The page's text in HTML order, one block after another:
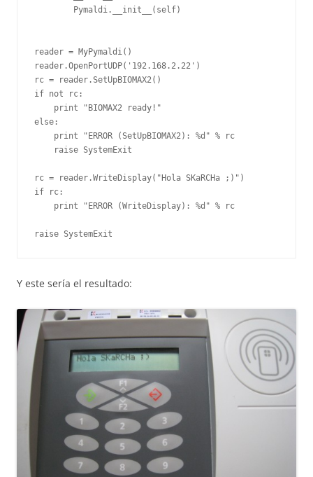
        Pymaldi.__init__(self)
reader = MyPymaldi()
reader.OpenPortUDP('192.168.2.22')
rc = reader.SetUpBIOMAX2()
if not rc:
    print "BIOMAX2 ready!"
else:
    print "ERROR (SetUpBIOMAX2): %d" % rc
    raise SystemExit
rc = reader.WriteDisplay("Hola SKaRCHa ;)")
if rc:
    print "ERROR (WriteDisplay): %d" % rc
Y este sería el resultado: